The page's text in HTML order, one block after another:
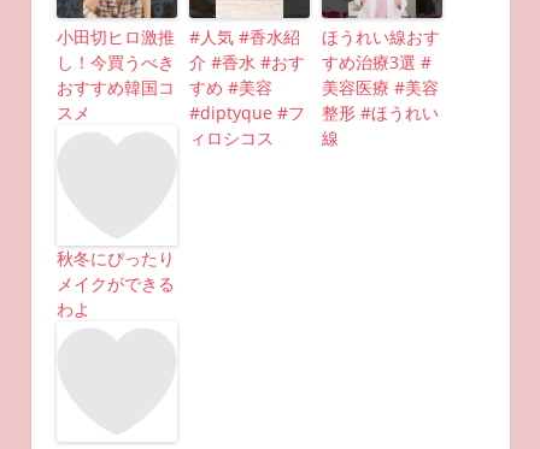
小田切ヒロ激推
し！今買うべき
おすすめ韓国コ
スメ
秋冬にぴったり
メイクができる
わよ
#人気 #香水紹
介 #香水 #おす
すめ #美容
#diptyque #フ
ィロシコス
ほうれい線おす
すめ治療3選 #
美容医療 #美容
整形 #ほうれい
線